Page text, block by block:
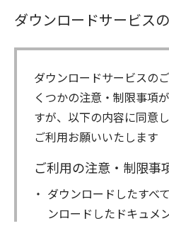
ダウンロードサービス
ダウンロードサービスの
くつかの注意・制限事項
すが、以下の内容に同意
ご利用お願いいたします
ご利用の注意・制限事
ダウンロードしたすべ
ンロードしたドキュメ